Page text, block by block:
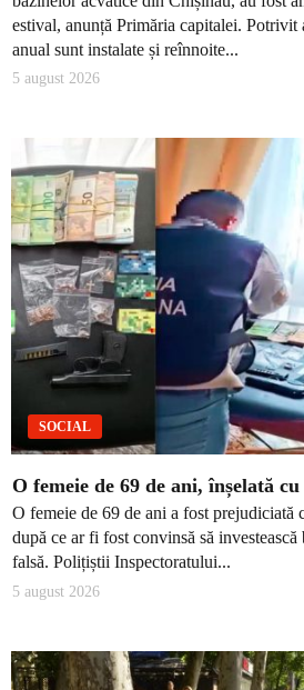
estival, anunță Primăria capitalei.
anual sunt instalate și reînnoite...
5 august 2026
SOCIAL
O femeie de 69 de ani, înșelată
O femeie de 69 de ani a fost prejudiciată
după ce ar fi fost convinsă să
falsă. Polițiștii Inspectoratului...
5 august 2026